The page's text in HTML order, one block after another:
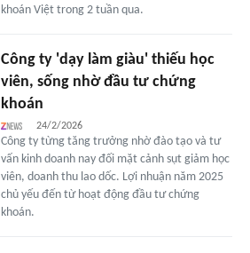
khoán Việt trong 2 tuần qua.
Công ty 'dạy làm giàu' thiếu học
viên, sống nhờ đầu tư chứng
khoán
24/2/2026
Công ty từng tăng trưởng nhờ đào tạo và tư
vấn kinh doanh nay đối mặt cảnh sụt giảm học
viên, doanh thu lao dốc. Lợi nhuận năm 2025
chủ yếu đến từ hoạt động đầu tư chứng
khoán.